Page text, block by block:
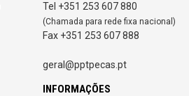
Tel +351 253 607 880
(Chamada para rede fixa nacional)
Fax +351 253 607 888
geral@pptpecas.pt
INFORMAÇÕES